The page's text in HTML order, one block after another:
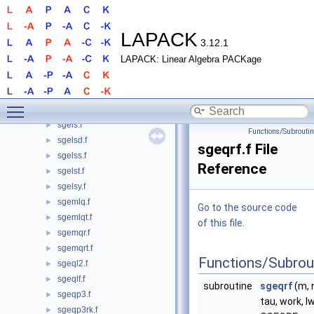
LAPACK 3.12.1
LAPACK: Linear Algebra PACKage
► sgejsv.f
► sgelq.f
► sgelq2.f
► sgelqf.f
► sgelqt.f
► sgels.f
► sgelsd.f
► sgelss.f
► sgelst.f
► sgelsy.f
► sgemlq.f
► sgemlqt.f
► sgemqr.f
► sgemqrt.f
► sgeql2.f
► sgeqlf.f
► sgeqp3.f
► sgeqp3rk.f
Functions/
sgeqrf.f File
Reference
Go to the source code
of this file.
Functions/
subroutine sgeqrf(m,
tau, work,